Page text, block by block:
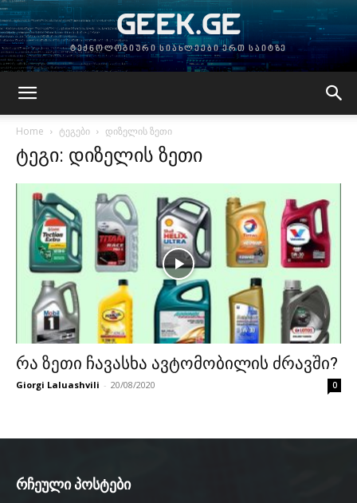
GEEK.GE
ტექნოლოგიური სიახლეები ერთ საიტზე
Home ტეგები დიზელის ზეთი
ტეგი: დიზელის ზეთი
რა ზეთი ჩავასხა ავტომობილის ძრავში?
Giorgi Laluashvili - 20/08/2020 0
რჩეული პოსტები